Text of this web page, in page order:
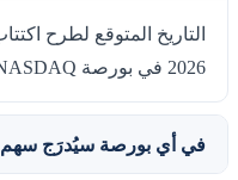
2026 في بورصة NASDAQ.
في أي بورصة سيُدرَج سهم DSC Holdings Ltd.؟